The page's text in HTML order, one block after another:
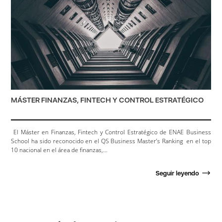
MÁSTER FINANZAS, FINTECH Y CONTROL ESTRATÉGICO
El Máster en Finanzas, Fintech y Control Estratégico de ENAE Business
School ha sido reconocido en el QS Business Master’s Ranking en el top
10 nacional en el área de finanzas,...
Seguir leyendo